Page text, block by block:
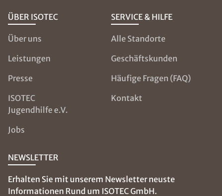
ÜBER ISOTEC
Über uns
Leistungen
Presse
ISOTEC
Jugendhilfe e.V.
Jobs
SERVICE & HILFE
Alle Standorte
Geschäftskunden
Häufige Fragen (FAQ)
Kontakt
NEWSLETTER
Erhalten Sie mit unserem Newsletter neuste
Informationen Rund um ISOTEC GmbH.